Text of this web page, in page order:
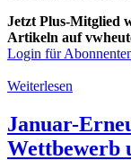
Jetzt Plus-Mitglied
Artikeln auf
Login für
Weiterlesen
Januar-
Wettbewerb